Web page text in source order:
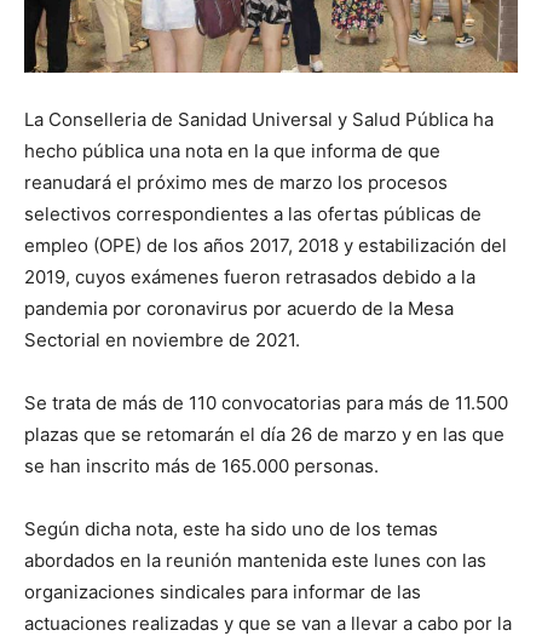
La Conselleria de Sanidad Universal y Salud Pública ha
hecho pública una nota en la que informa de que
reanudará el próximo mes de marzo los procesos
selectivos correspondientes a las ofertas públicas de
empleo (OPE) de los años 2017, 2018 y estabilización del
2019, cuyos exámenes fueron retrasados debido a la
pandemia por coronavirus por acuerdo de la Mesa
Sectorial en noviembre de 2021.
Se trata de más de 110 convocatorias para más de 11.500
plazas que se retomarán el día 26 de marzo y en las que
se han inscrito más de 165.000 personas.
Según dicha nota, este ha sido uno de los temas
abordados en la reunión mantenida este lunes con las
organizaciones sindicales para informar de las
actuaciones realizadas y que se van a llevar a cabo por la